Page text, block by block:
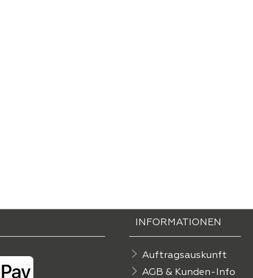
INFORMATIONEN
Auftragsauskunft
AGB & Kunden-Info